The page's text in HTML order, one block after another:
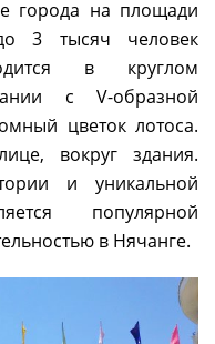
города на площади
3 тысяч человек
в круглом
с V-образной
цветок лотоса.
вокруг здания.
и уникальной
популярной
в Нячанге.